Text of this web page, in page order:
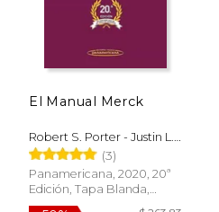
El Manual Merck
Robert S. Porter - Justin L.
Kaplan - Richard B. Lynn -
Madhavi T. Reddy
(3)
Panamericana, 2020, 20ª
Edición, Tapa Blanda,
Nuevo